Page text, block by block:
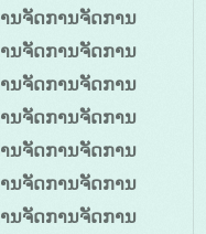
ນຈັດການຈັດການ
ນຈັດການຈັດການ
ນຈັດການຈັດການ
ນຈັດການຈັດການ
ນຈັດການຈັດການ
ນຈັດການຈັດການ
ນຈັດການຈັດການ